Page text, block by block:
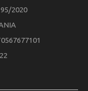
2020